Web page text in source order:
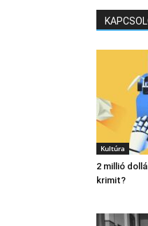
Kultúra
2 millió
krimit?